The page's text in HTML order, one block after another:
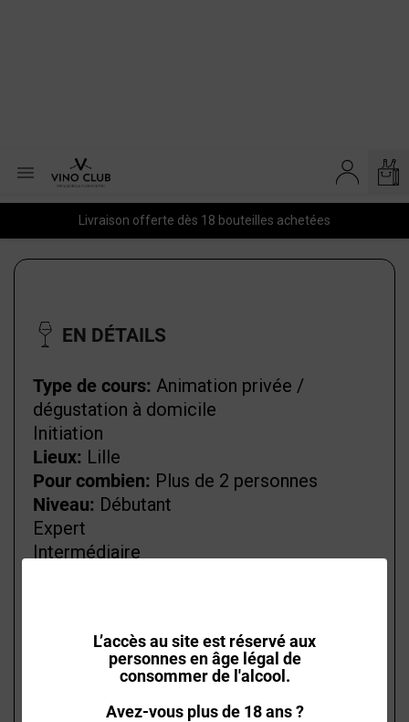
L’accès au site est réservé aux
personnes en âge légal de
consommer de l'alcool.
Avez-vous plus de 18 ans ?

Livraison offerte dès 18 bouteilles achetées
INITIATION À LA
DÉGUSTATION DE
EN DÉTAILS
Type de cours: Animation privée /
dégustation à domicile
Initiation
Lieux: Lille
Pour combien: Plus de 2 personnes
Niveau: Débutant
Expert
Intermédiaire